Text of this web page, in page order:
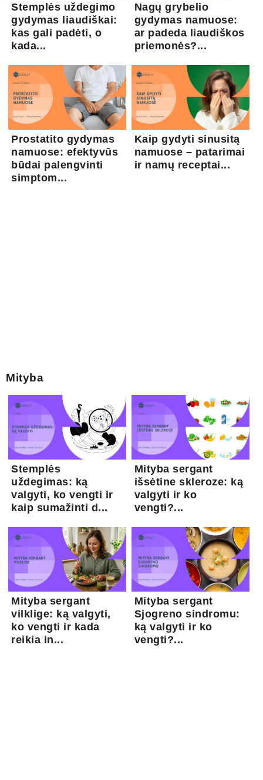
Stemplės uždegimo
gydymas liaudiškai:
kas gali padėti, o
kada...
Nagų grybelio
gydymas namuose:
ar padeda liaudiškos
priemonės?...
Prostatito gydymas
namuose: efektyvūs
būdai palengvinti
simptom...
Kaip gydyti sinusitą
namuose – patarimai
ir namų receptai...
Mityba
Stemplės
uždegimas: ką
valgyti, ko vengti ir
kaip sumažinti d...
Mityba sergant
išsėtine skleroze: ką
valgyti ir ko
vengti?...
Mityba sergant
vilklige: ką valgyti,
ko vengti ir kada
reikia in...
Mityba sergant
Sjogreno sindromu:
ką valgyti ir ko
vengti?...